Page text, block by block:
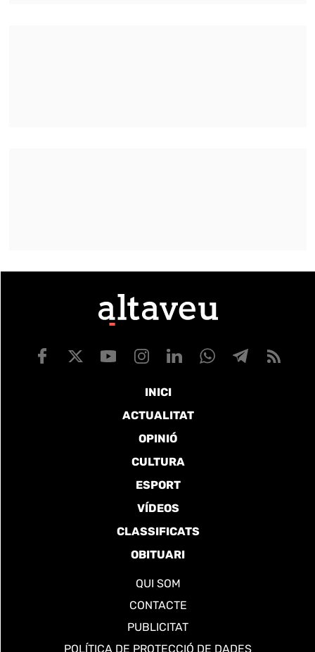
INICI
ACTUALITAT
OPINIÓ
CULTURA
ESPORT
VÍDEOS
CLASSIFICATS
OBITUARI
QUI SOM
CONTACTE
PUBLICITAT
POLÍTICA DE PROTECCIÓ DE DADES